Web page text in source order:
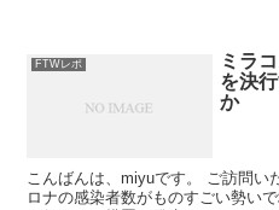
FTWレポ
ミラ
を決
か
こんばんは、miyuです。 ご訪問い
ロナの感染者数がものすごい勢い